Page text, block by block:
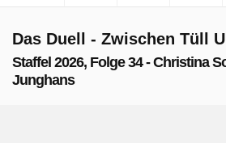
Das Duell - Zwischen Tüll
Staffel 2026, Folge 34 - Christina
Junghans